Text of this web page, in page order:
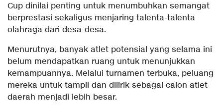
Cup dinilai penting untuk menumbuhkan semangat
berprestasi sekaligus menjaring talenta-talenta
olahraga dari desa-desa.
Menurutnya, banyak atlet potensial yang selama ini
belum mendapatkan ruang untuk menunjukkan
kemampuannya. Melalui turnamen terbuka, peluang
mereka untuk tampil dan dilirik sebagai calon atlet
daerah menjadi lebih besar.